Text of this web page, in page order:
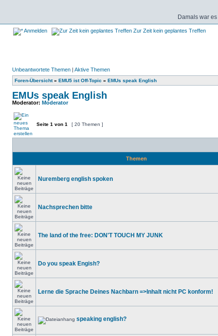
Damals war
Anmelden Zur Zeit kein geplantes Treffen
Unbeantwortete Themen | Aktive Themen
Foren-Übersicht» EMU5 ist Off-Topic » EMUs speak English
EMUs speak English
Moderator: Moderator
Seite 1 von 1 [ 20 Themen ]
Themen
Nuremberg english spoken
Nachsprechen bitte
The land of the free: DON'T TOUCH MY JUNK
Do you speak Engish?
Lerne die Sprache Deines Nachbarn =>Inhalt nicht PC konform!
speaking english?